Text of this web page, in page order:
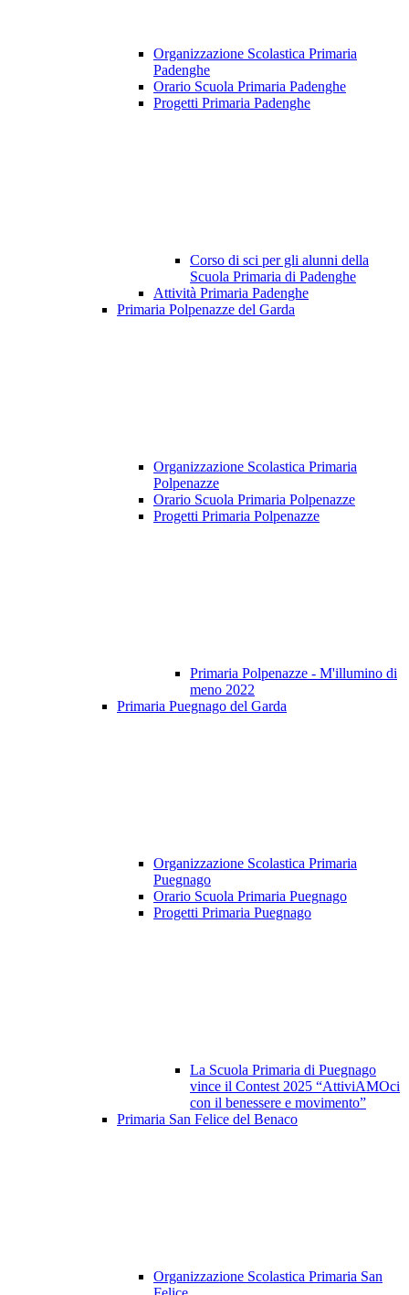
Organizzazione Scolastica Primaria
Padenghe
Orario Scuola Primaria Padenghe
Progetti Primaria Padenghe
Corso di sci per gli alunni della
Scuola Primaria di Padenghe
Attività Primaria Padenghe
Primaria Polpenazze del Garda
Organizzazione Scolastica Primaria
Polpenazze
Orario Scuola Primaria Polpenazze
Progetti Primaria Polpenazze
Primaria Polpenazze - M'illumino di
meno 2022
Primaria Puegnago del Garda
Organizzazione Scolastica Primaria
Puegnago
Orario Scuola Primaria Puegnago
Progetti Primaria Puegnago
La Scuola Primaria di Puegnago
vince il Contest 2025 “AttiviAMOci
con il benessere e movimento”
Primaria San Felice del Benaco
Organizzazione Scolastica Primaria San